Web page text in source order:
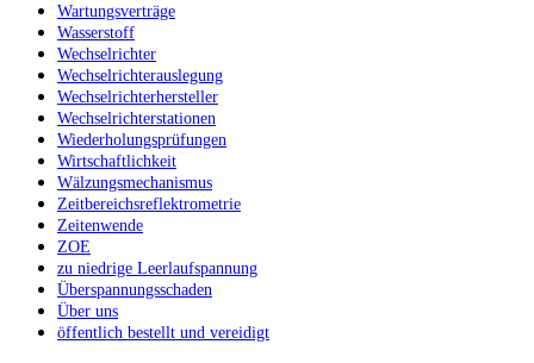
Wartungsverträge
Wasserstoff
Wechselrichter
Wechselrichterauslegung
Wechselrichterhersteller
Wechselrichterstationen
Wiederholungsprüfungen
Wirtschaftlichkeit
Wälzungsmechanismus
Zeitbereichsreflektrometrie
Zeitenwende
ZOE
zu niedrige Leerlaufspannung
Überspannungsschaden
Über uns
öffentlich bestellt und vereidigt